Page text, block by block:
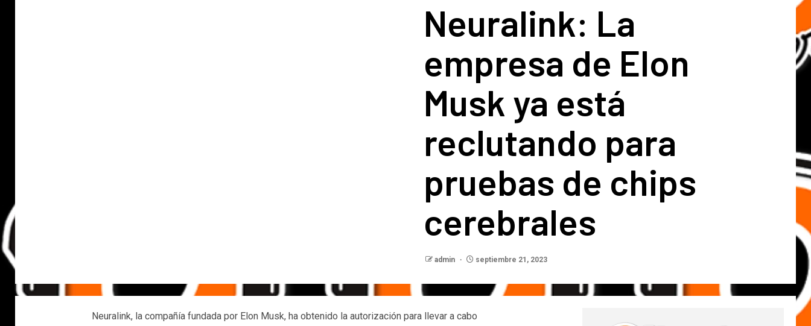
Neuralink: La
empresa de Elon
Musk ya está
reclutando para
pruebas de chips
cerebrales
admin septiembre 21, 2023
Neuralink, la compañía fundada por Elon Musk, ha obtenido la autorización para llevar a cabo